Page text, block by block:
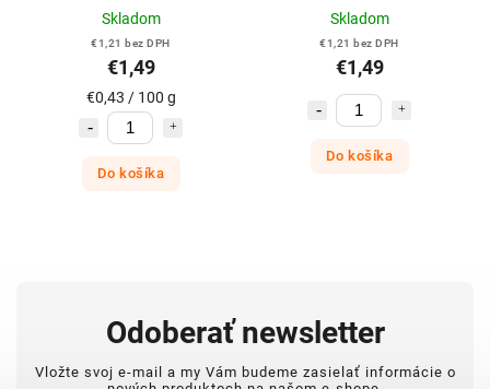
Skladom
€1,21 bez DPH
€1,49
€0,43 / 100 g
Do košíka
Skladom
€1,21 bez DPH
€1,49
Do košíka
Odoberať newsletter
Vložte svoj e-mail a my Vám budeme zasielať informácie o